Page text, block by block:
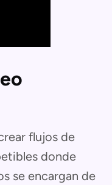
flujos de
donde
se encargan de